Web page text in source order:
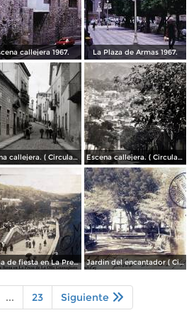
callejera 1967. La Plaza de Armas 1967.
Escena callejera. ( Circulada el 13 de Mayo de 1941 ). Escena callejera. ( Circulada el 14 de Diciembre de 1930 ).
Un dia de fiesta en La Presa de La Olla Guanajuato ( Circulada el 9 de Agosto de 1905 ). Jardin del encantador ( Circulada el 30 de Julio de 1905 ).
... 23 Siguiente